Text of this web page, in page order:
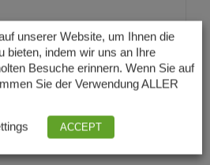
Produkt twittern
unserer Website, um Ihnen die
bieten, indem wir uns an Ihre
Besuche erinnern. Wenn Sie auf
Sie der Verwendung ALLER
ACCEPT